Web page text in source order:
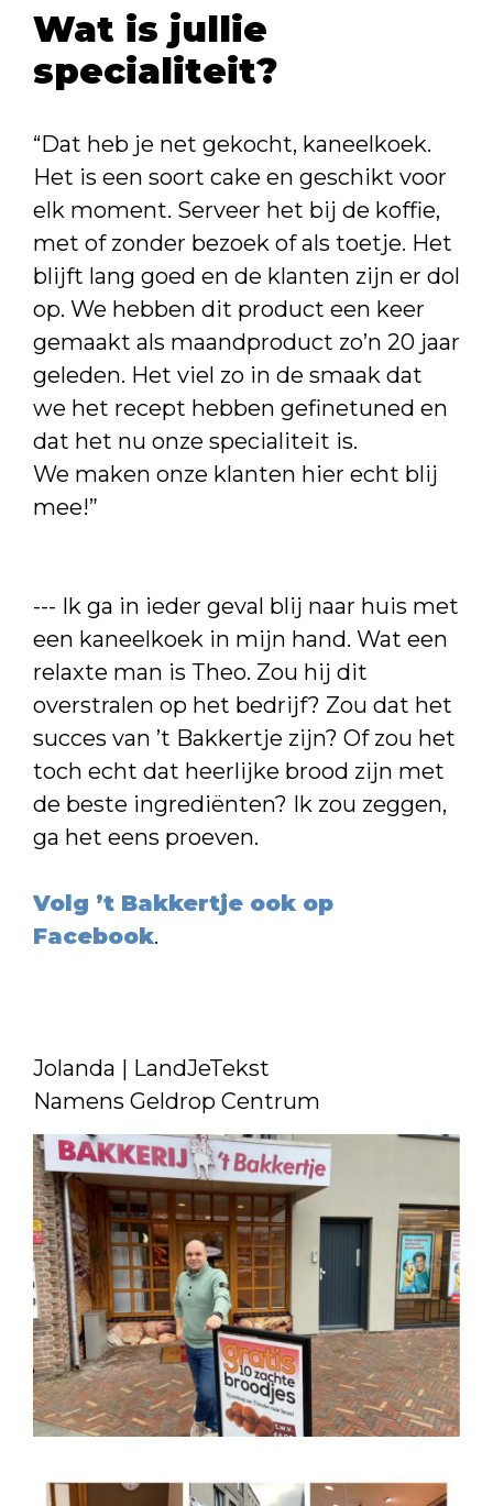
Wat is jullie
specialiteit?
“Dat heb je net gekocht, kaneelkoek.
Het is een soort cake en geschikt voor
elk moment. Serveer het bij de koffie,
met of zonder bezoek of als toetje. Het
blijft lang goed en de klanten zijn er dol
op. We hebben dit product een keer
gemaakt als maandproduct zo’n 20 jaar
geleden. Het viel zo in de smaak dat
we het recept hebben gefinetuned en
dat het nu onze specialiteit is.
We maken onze klanten hier echt blij
mee!”
--- Ik ga in ieder geval blij naar huis met
een kaneelkoek in mijn hand. Wat een
relaxte man is Theo. Zou hij dit
overstralen op het bedrijf? Zou dat het
succes van ’t Bakkertje zijn? Of zou het
toch echt dat heerlijke brood zijn met
de beste ingrediënten? Ik zou zeggen,
ga het eens proeven.
Volg ’t Bakkertje ook op
Facebook.
Jolanda | LandJeTekst
Namens Geldrop Centrum